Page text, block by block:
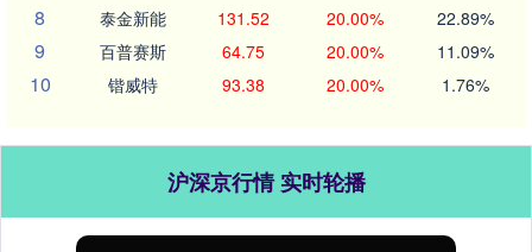
8 泰金新能 131.52 20.00% 22.89%
9 百普赛斯 64.75 20.00% 11.09%
10 锴威特 93.38 20.00% 1.76%
沪深京行情 实时轮播